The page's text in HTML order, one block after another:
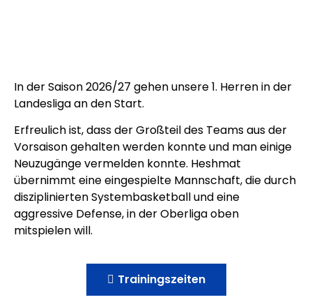
In der Saison 2026/27 gehen unsere 1. Herren in der
Landesliga an den Start.
Erfreulich ist, dass der Großteil des Teams aus der
Vorsaison gehalten werden konnte und man einige
Neuzugänge vermelden konnte. Heshmat
übernimmt eine eingespielte Mannschaft, die durch
disziplinierten Systembasketball und eine
aggressive Defense, in der Oberliga oben
mitspielen will.
Trainingszeiten